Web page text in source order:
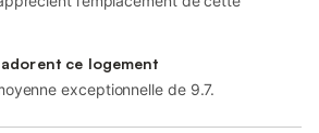
ce logement
exceptionnelle de 9.7.